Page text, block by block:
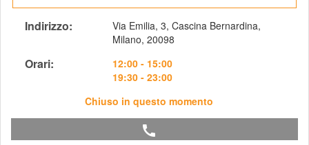
Indirizzo:
Via Emilia, 3, Cascina Bernardina,
Milano, 20098
Orari:
12:00 - 15:00
19:30 - 23:00
Chiuso in questo momento
call